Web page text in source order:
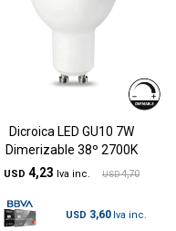
Dicroica LED GU10 7W
Dimerizable 38º 2700K
USD 4,23 USD 4,70
USD 3,60